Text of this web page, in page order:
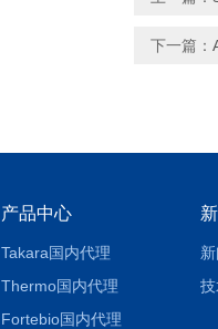
下一篇：
产品中心
Takara国内代理
Thermo国内代理
Fortebio国内代理